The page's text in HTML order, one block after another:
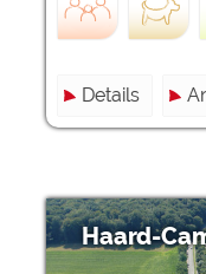
Details
Haard-